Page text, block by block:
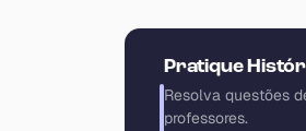
Simulados ENEM
Inglês
Geografia
Física
Pratique
Resolva questões
professores.